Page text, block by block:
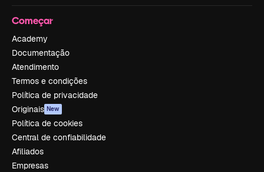
Começar
Academy
Documentação
Atendimento
Termos e condições
Política de privacidade
Originais New
Política de cookies
Central de confiabilidade
Afiliados
Empresas